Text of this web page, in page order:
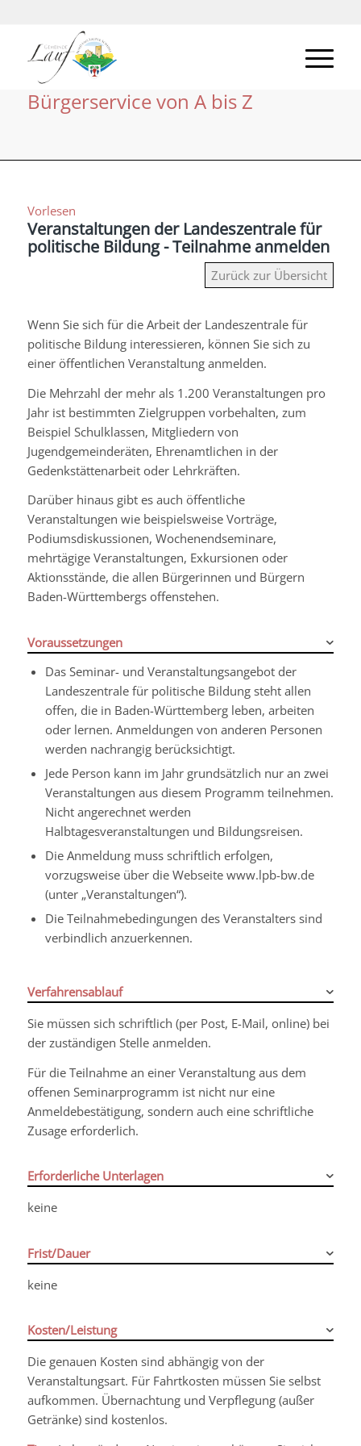
Bürgerservice von A bis Z
Vorlesen
Veranstaltungen der Landeszentrale für
politische Bildung - Teilnahme anmelden
Zurück zur Übersicht
Wenn Sie sich für die Arbeit der Landeszentrale für
politische Bildung interessieren, können Sie sich zu
einer öffentlichen Veranstaltung anmelden.
Die Mehrzahl der mehr als 1.200 Veranstaltungen pro
Jahr ist bestimmten Zielgruppen vorbehalten, zum
Beispiel Schulklassen, Mitgliedern von
Jugendgemeinderäten, Ehrenamtlichen in der
Gedenkstättenarbeit oder Lehrkräften.
Darüber hinaus gibt es auch öffentliche
Veranstaltungen wie beispielsweise Vorträge,
Podiumsdiskussionen, Wochenendseminare,
mehrtägige Veranstaltungen, Exkursionen oder
Aktionsstände, die allen Bürgerinnen und Bürgern
Baden-Württembergs offenstehen.
Voraussetzungen
Das Seminar- und Veranstaltungsangebot der
Landeszentrale für politische Bildung steht allen
offen, die in Baden-Württemberg leben, arbeiten
oder lernen. Anmeldungen von anderen Personen
werden nachrangig berücksichtigt.
Jede Person kann im Jahr grundsätzlich nur an zwei
Veranstaltungen aus diesem Programm teilnehmen.
Nicht angerechnet werden
Halbtagesveranstaltungen und Bildungsreisen.
Die Anmeldung muss schriftlich erfolgen,
vorzugsweise über die Webseite www.lpb-bw.de
(unter „Veranstaltungen“).
Die Teilnahmebedingungen des Veranstalters sind
verbindlich anzuerkennen.
Verfahrensablauf
Sie müssen sich schriftlich (per Post, E-Mail, online) bei
der zuständigen Stelle anmelden.
Für die Teilnahme an einer Veranstaltung aus dem
offenen Seminarprogramm ist nicht nur eine
Anmeldebestätigung, sondern auch eine schriftliche
Zusage erforderlich.
Erforderliche Unterlagen
keine
Frist/Dauer
keine
Kosten/Leistung
Die genauen Kosten sind abhängig von der
Veranstaltungsart. Für Fahrtkosten müssen Sie selbst
aufkommen. Übernachtung und Verpflegung (außer
Getränke) sind kostenlos.